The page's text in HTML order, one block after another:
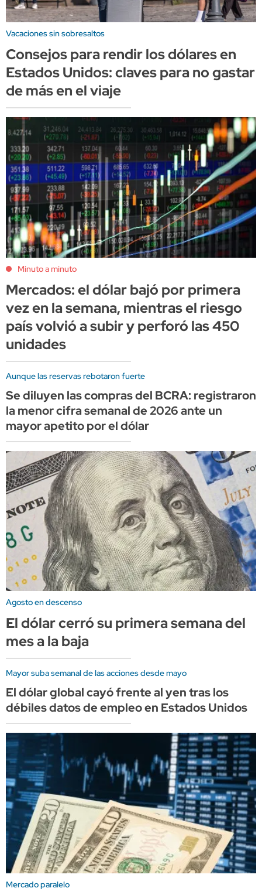
Vacaciones sin sobresaltos
Consejos para rendir los dólares en
Estados Unidos: claves para no gastar
de más en el viaje
Minuto a minuto
Mercados: el dólar bajó por primera
vez en la semana, mientras el riesgo
país volvió a subir y perforó las 450
unidades
Aunque las reservas rebotaron fuerte
Se diluyen las compras del BCRA: registraron
la menor cifra semanal de 2026 ante un
mayor apetito por el dólar
Agosto en descenso
El dólar cerró su primera semana del
mes a la baja
Mayor suba semanal de las acciones desde mayo
El dólar global cayó frente al yen tras los
débiles datos de empleo en Estados Unidos
Mercado paralelo